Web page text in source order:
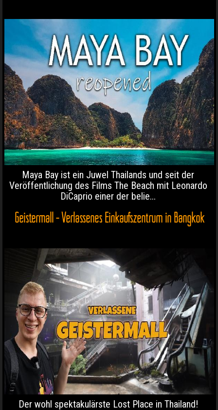
Maya Bay ist ein Juwel Thailands und seit der
Veröffentlichung des Films The Beach mit Leonardo
DiCaprio einer der belie...
Geistermall - Verlassenes Einkaufszentrum in Bangkok
Der wohl spektakulärste Lost Place in Thailand!